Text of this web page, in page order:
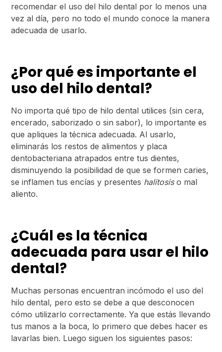
recomendar el uso del hilo dental por lo menos una
vez al día, pero no todo el mundo conoce la manera
adecuada de usarlo.
¿Por qué es importante el
uso del hilo dental?
No importa qué tipo de hilo dental utilices (sin cera,
encerado, saborizado o sin sabor), lo importante es
que apliques la técnica adecuada. Al usarlo,
eliminarás los restos de alimentos y placa
dentobacteriana atrapados entre tus dientes,
disminuyendo la posibilidad de que se formen caries,
se inflamen tus encías y presentes halitosiso mal
aliento.
¿Cuál es la técnica
adecuada para usar el hilo
dental?
Muchas personas encuentran incómodo el uso del
hilo dental, pero esto se debe a que desconocen
cómo utilizarlo correctamente. Ya que estás llevando
tus manos a la boca, lo primero que debes hacer es
lavarlas bien. Luego siguen los siguientes pasos: